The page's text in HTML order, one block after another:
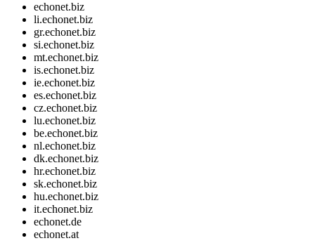
echonet.biz
li.echonet.biz
gr.echonet.biz
si.echonet.biz
mt.echonet.biz
is.echonet.biz
ie.echonet.biz
es.echonet.biz
cz.echonet.biz
lu.echonet.biz
be.echonet.biz
nl.echonet.biz
dk.echonet.biz
hr.echonet.biz
sk.echonet.biz
hu.echonet.biz
it.echonet.biz
echonet.de
echonet.at